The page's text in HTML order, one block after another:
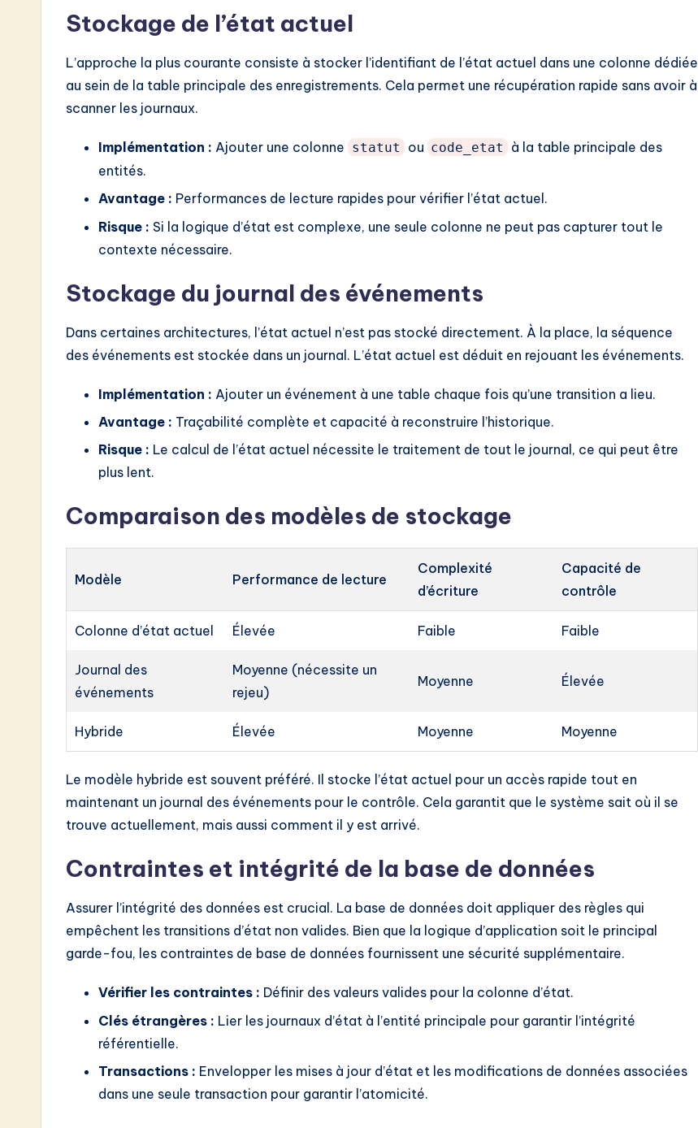
Stockage de l’état actuel
L’approche la plus courante consiste à stocker l’identifiant de l’état actuel dans une colonne dédiée
au sein de la table principale des enregistrements. Cela permet une récupération rapide sans avoir à
scanner les journaux.
Implémentation : Ajouter une colonne statut ou code_etat
à la table principale des
entités.
Avantage : Performances de lecture rapides pour vérifier l’état actuel.
Risque : Si la logique d’état est complexe, une seule colonne ne peut pas capturer tout le
contexte nécessaire.
Stockage du journal des événements
Dans certaines architectures, l’état actuel n’est pas stocké directement. À la place, la séquence
des événements est stockée dans un journal. L’état actuel est déduit en rejouant les événements.
Implémentation : Ajouter un événement à une table chaque fois qu’une transition a lieu.
Avantage : Traçabilité complète et capacité à reconstruire l’historique.
Risque : Le calcul de l’état actuel nécessite le traitement de tout le journal, ce qui peut être
plus lent.
Comparaison des modèles de stockage
Modèle Performance de lecture
Complexité
d’écriture
Capacité de
contrôle
Colonne d’état actuel Élevée Faible Faible
Journal des
événements
Moyenne (nécessite un
rejeu)
Moyenne Élevée
Hybride Élevée Moyenne Moyenne
Le modèle hybride est souvent préféré. Il stocke l’état actuel pour un accès rapide tout en
maintenant un journal des événements pour le contrôle. Cela garantit que le système sait où il se
trouve actuellement, mais aussi comment il y est arrivé.
Contraintes et intégrité de la base de données
Assurer l’intégrité des données est crucial. La base de données doit appliquer des règles qui
empêchent les transitions d’état non valides. Bien que la logique d’application soit le principal
garde-fou, les contraintes de base de données fournissent une sécurité supplémentaire.
Vérifier les contraintes : Définir des valeurs valides pour la colonne d’état.
Clés étrangères : Lier les journaux d’état à l’entité principale pour garantir l’intégrité
référentielle.
Transactions : Envelopper les mises à jour d’état et les modifications de données associées
dans une seule transaction pour garantir l’atomicité.